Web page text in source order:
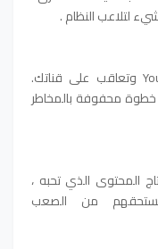
لتلاعب النظام .
في YouTube وتعاقب على قناتك.
خطوة محفوفة بالمخاطر
المحتوى الذي تحبه ،
من الصعب